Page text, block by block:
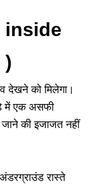
inside
)
देखने को मिलेगा।
में एक असफी
की इजाजत नहीं
रास्ते